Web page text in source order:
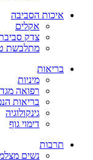
איכות הסביבה
אקלים
צדק
מתלבשת
בריאות
מיניות
רפואה
בריאות
גינקולוגיה
דימוי גוף
תרבות
נשים